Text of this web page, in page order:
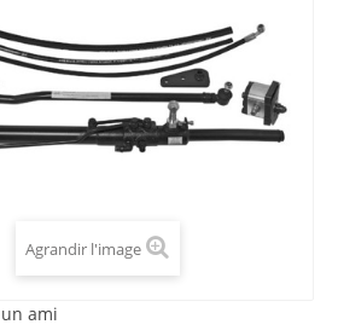
Agrandir l'image
ami